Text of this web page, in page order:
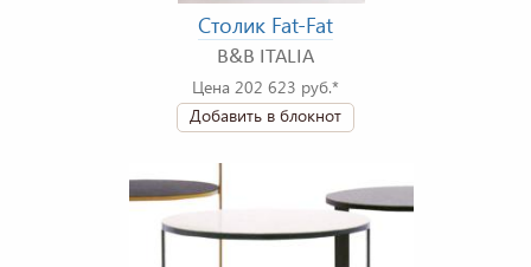
Столик Fat-Fat
B&B ITALIA
Цена 202 623 руб.*
Добавить в блокнот